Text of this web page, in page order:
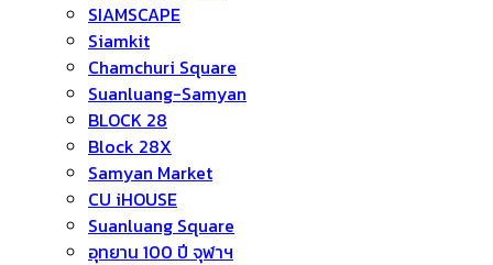
SIAMSCAPE
Siamkit
Chamchuri Square
Suanluang-Samyan
BLOCK 28
Block 28X
Samyan Market
CU iHOUSE
Suanluang Square
อุทยาน 100 ปี จุฬาฯ